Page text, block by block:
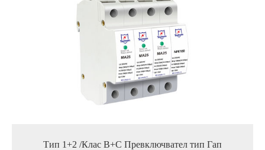
Тип 1+2 /Клас В+С Превключвател тип Гап